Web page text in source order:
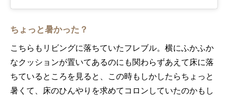
ちょっと暑かった？
こちらもリビングに落ちていたフレブル。横にふかふか
なクッションが置いてあるのにも関わらずあえて床に落
ちているところを見ると、この時もしかしたらちょっと
暑くて、床のひんやりを求めてコロンしていたのかもし